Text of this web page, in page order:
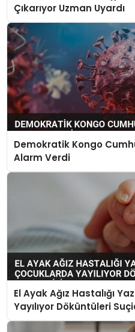
Çıkarıyor Uzman Uyardı
Demokratik Kongo
Alarm Verdi
El Ayak Ağız Hastalığı
Yayılıyor Döküntüleri